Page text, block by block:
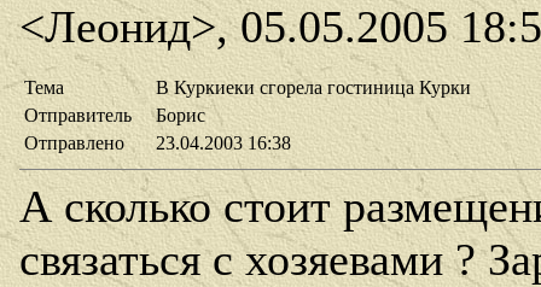
<Леонид>, 05.05.2005
Тема
В Куркиеки сгорела гостиница Курки
Отправитель
Борис
Отправлено
23.04.2003 16:38
А сколько стоит
связаться с хозяевами ?